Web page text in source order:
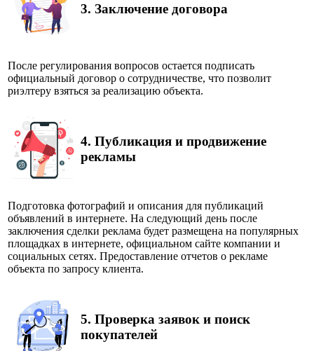
3. Заключение договора
После регулирования вопросов остается подписать
официальный договор о сотрудничестве, что позволит
риэлтеру взяться за реализацию объекта.
4. Публикация и продвижение
рекламы
Подготовка фотографий и описания для публикаций
объявлений в интернете. На следующий день после
заключения сделки реклама будет размещена на популярных
площадках в интернете, официальном сайте компании и
социальных сетях. Предоставление отчетов о рекламе
объекта по запросу клиента.
5. Проверка заявок и поиск
покупателей